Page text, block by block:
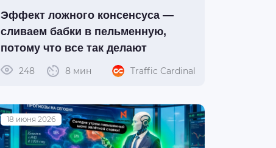
Эффект ложного консенсуса —
сливаем бабки в пельменную,
потому что все так делают
248 8 мин Traffic Cardinal
18 июня 2026